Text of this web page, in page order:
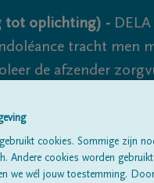
tot oplichting) -
tracht men
de afzender
volledig uit te
cookies. Sommige zijn
Andere cookies worden
we wél jouw toestemming.